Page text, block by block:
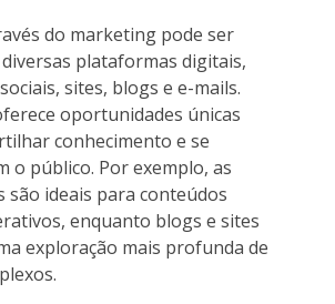
do marketing pode ser
plataformas digitais,
sites, blogs e e-mails.
oportunidades únicas
conhecimento e se
o público. Por exemplo, as
são ideais para conteúdos
enquanto blogs e sites
exploração mais profunda de